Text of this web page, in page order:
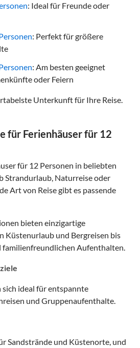
: Ideal für Freunde oder
: Perfekt für größere
: Am besten geeignet
oder Feiern
Unterkunft für Ihre Reise.
für Ferienhäuser für 12
für 12 Personen in beliebten
Strandurlaub, Naturreise oder
Art von Reise gibt es passende
bieten einzigartige
Küstenurlaub und Bergreisen bis
familienfreundlichen Aufenthalten.
ideal für entspannte
und Gruppenaufenthalte.
Sandstrände und Küstenorte, und